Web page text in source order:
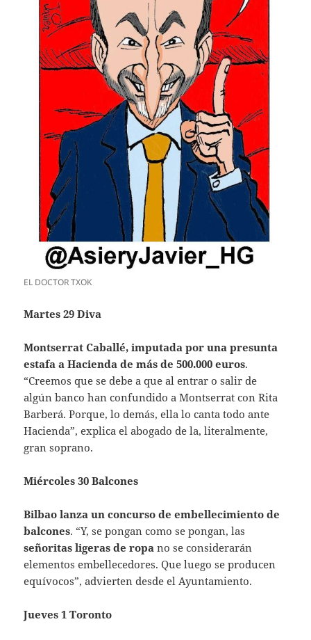
EL DOCTOR TXOK
Martes 29 Diva
Montserrat Caballé, imputada por una presunta
estafa a Hacienda de más de 500.000 euros.
“Creemos que se debe a que al entrar o salir de
algún banco han confundido a Montserrat con Rita
Barberá. Porque, lo demás, ella lo canta todo ante
Hacienda”, explica el abogado de la, literalmente,
gran soprano.
Miércoles 30 Balcones
Bilbao lanza un concurso de embellecimiento de
balcones. “Y, se pongan como se pongan, las
señoritas ligeras de ropa no se considerarán
elementos embellecedores. Que luego se producen
equívocos”, advierten desde el Ayuntamiento.
Jueves 1 Toronto